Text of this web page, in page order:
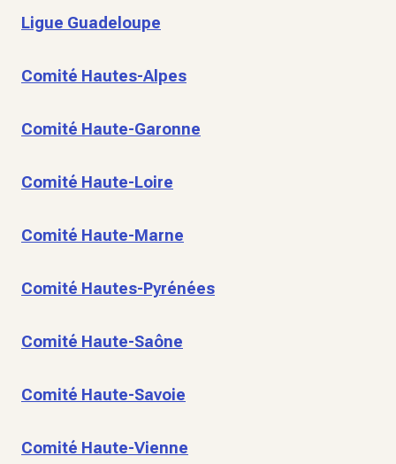
Ligue Guadeloupe
Comité Hautes-Alpes
Comité Haute-Garonne
Comité Haute-Loire
Comité Haute-Marne
Comité Hautes-Pyrénées
Comité Haute-Saône
Comité Haute-Savoie
Comité Haute-Vienne